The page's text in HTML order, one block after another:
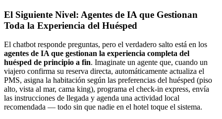
El Siguiente Nivel: Agentes de IA que Gestionan
Toda la Experiencia del Huésped
El chatbot responde preguntas, pero el verdadero salto está en los
agentes de IA que gestionan la experiencia completa del
huésped de principio a fin. Imaginate un agente que, cuando un
viajero confirma su reserva directa, automáticamente actualiza el
PMS, asigna la habitación según las preferencias del huésped (piso
alto, vista al mar, cama king), programa el check-in express, envía
las instrucciones de llegada y agenda una actividad local
recomendada — todo sin que nadie en el hotel toque el sistema.